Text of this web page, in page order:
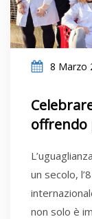
8 Marzo
un secolo,
non solo è